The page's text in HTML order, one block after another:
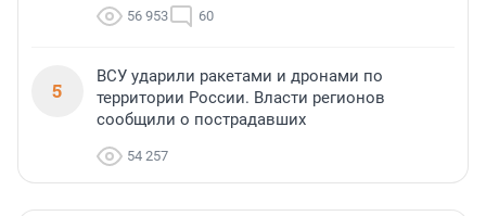
56 953 60
5
ВСУ ударили ракетами и дронами по
территории России. Власти регионов
сообщили о пострадавших
54 257